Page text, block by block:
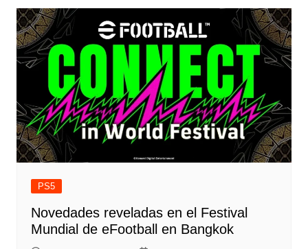
PS5
Novedades reveladas en el Festival
Mundial de eFootball en Bangkok